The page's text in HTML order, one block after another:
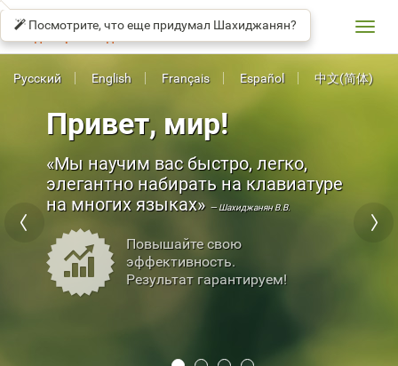
СОЛО КЛАВИАТУРЕ
Привет, мир!
Мы научим вас быстро, легко,
элегантно набирать на клавиатуре
на многих языках
— Шахиджанян В.В.
Повышайте свою
эффективность.
Результат гарантируем!
Русский English Français Español 中文(简体)
Посмотрите, что еще придумал Шахиджанян?